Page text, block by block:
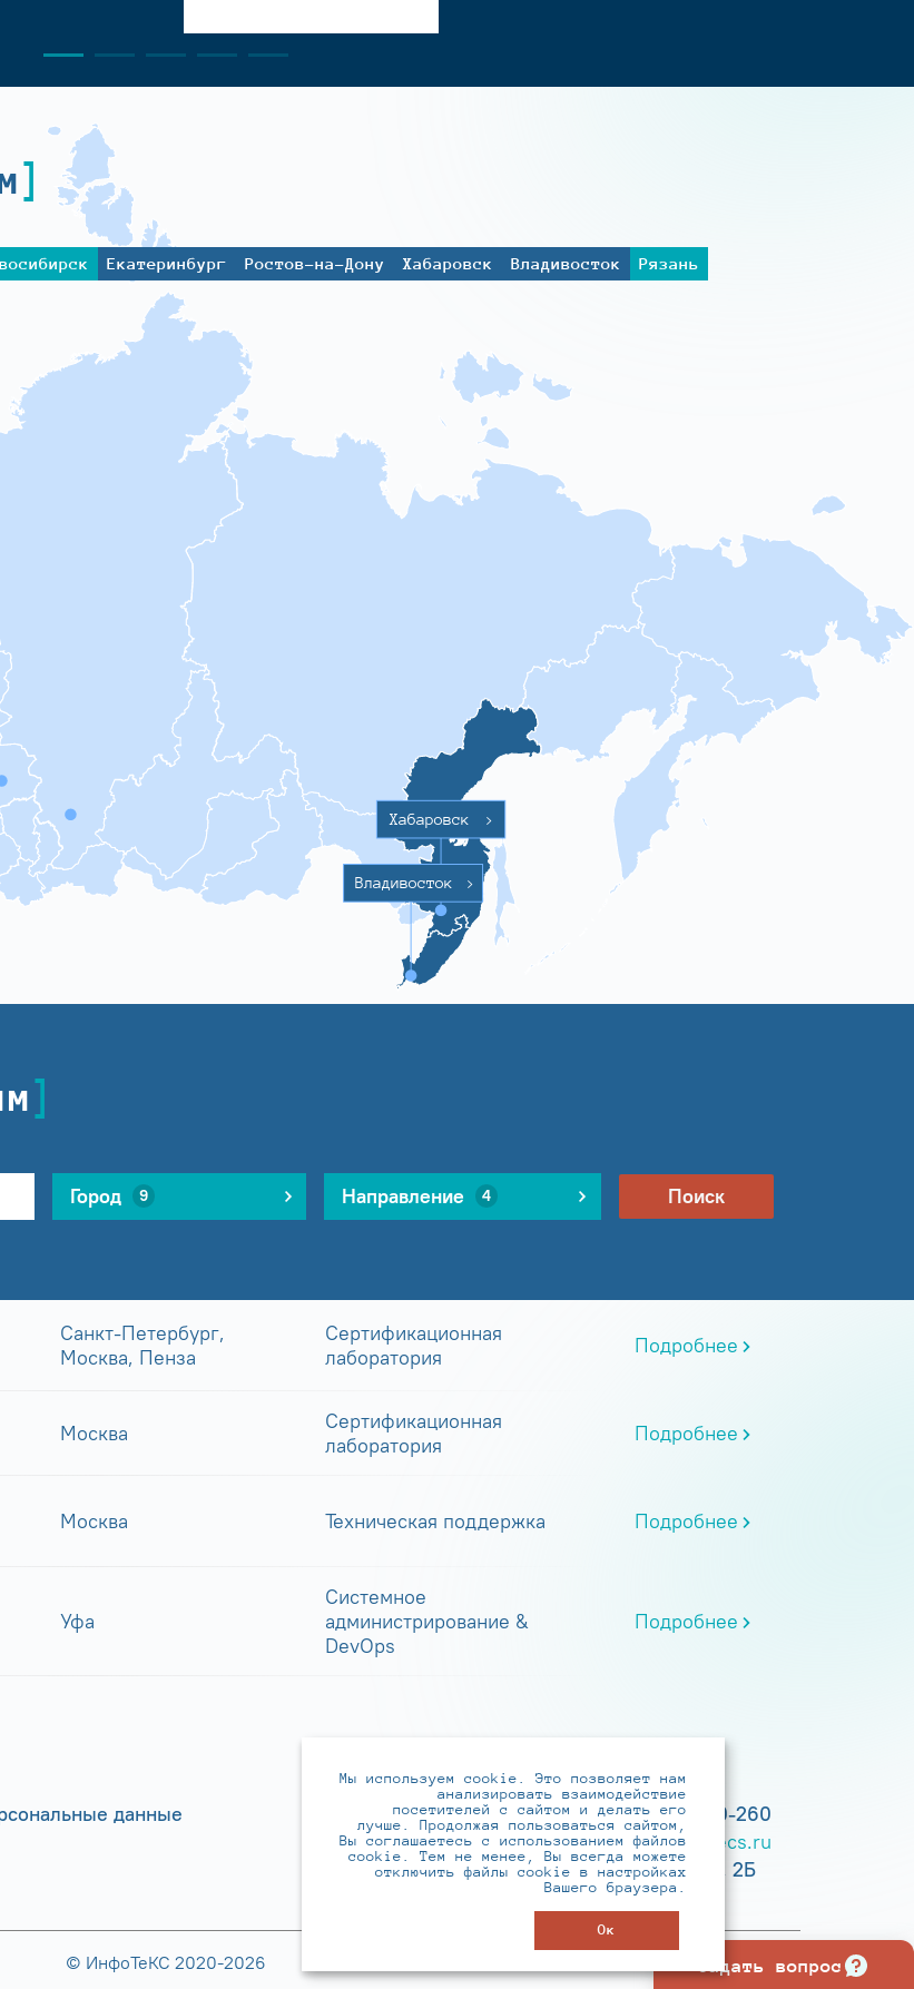
Екатеринбург Ростов-на-Дону Хабаровск Владивосток
Рязань
Хабаровск >
Владивосток >
Город 9 Направление 4 Поиск
Санкт-Петербург,
Москва, Пенза
Сертификационная
лаборатория
Подробнее
Москва
Сертификационная
лаборатория
Подробнее
Москва Техническая поддержка Подробнее
Уфа
Системное
администрирование &
DevOps
Подробнее
Задать вопрос
данные
+7 (495) 737-6192, 8-800-250-0-260
practice@infotecs.ru ,hr@infotecs.ru
127273, г. Москва, Отрадная ул., 2Б
© ИнфоТеКС 2020-2026
Мы используем cookie. Это позволяет нам
анализировать взаимодействие
посетителей с сайтом и делать его
лучше. Продолжая пользоваться сайтом,
Вы соглашаетесь с использованием файлов
cookie. Тем не менее, Вы всегда можете
отключить файлы cookie в настройках
Вашего браузера.
Ок